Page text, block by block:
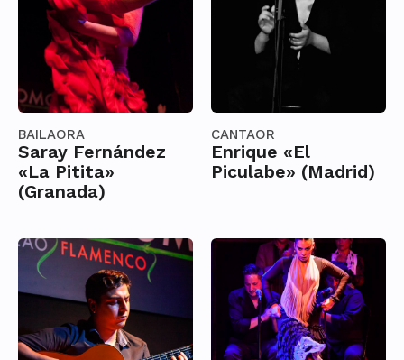
BAILAORA
Saray Fernández
«La Pitita»
(Granada)
CANTAOR
Enrique «El
Piculabe» (Madrid)